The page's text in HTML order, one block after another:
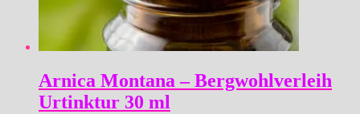
Arnica Montana – Bergwohlverleih
Urtinktur 30 ml